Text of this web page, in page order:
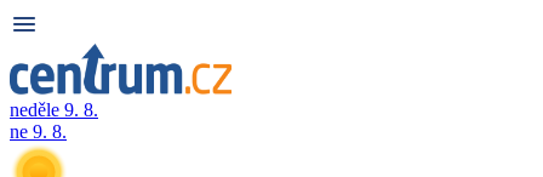
neděle 9. 8.
ne 9. 8.